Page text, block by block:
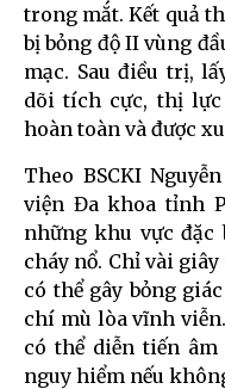
trong mắt. Kết quả
bị bỏng độ II vùng
mạc. Sau điều trị,
dõi tích cực, thị lực
hoàn toàn và được
Theo BSCKI
viện Đa khoa tỉnh
những khu vực đặc
cháy nổ. Chỉ vài
có thể gây bỏng
chí mù lòa vĩnh
có thể diễn tiến
nguy hiểm nếu